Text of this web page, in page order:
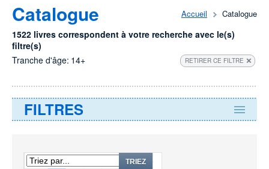
Accueil Catalogue
Catalogue
1522 livres correspondent à votre recherche avec le(s)
filtre(s)
Tranche d'âge: 14+ RETIRER CE FILTRE
FILTRES
1 96
TRIEZ